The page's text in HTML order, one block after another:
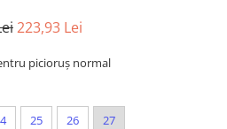
223,93 Lei
picioruș normal
25 26 27